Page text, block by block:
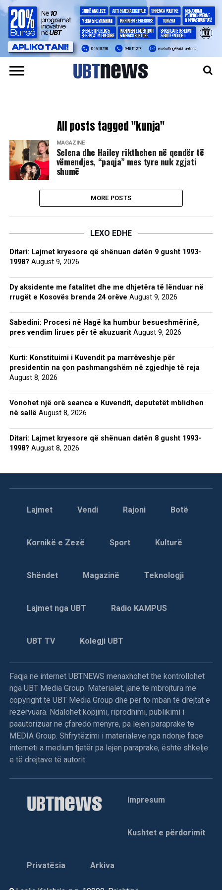
All posts tagged "kunja"
MAGAZINË
Selena dhe Hailey rikthehen në qendër të
vëmendjes, “paqja” mes tyre nuk zgjati
shumë
MORE POSTS
LEXO EDHE
Ditari: Lajmet kryesore që shënuan datën 9 gusht 1993-
1998? August 9, 2026
Dy aksidente me fatalitet dhe me dhjetëra të lënduar në
rrugët e Kosovës brenda 24 orëve August 9, 2026
Sabedini: Procesi në Hagë ka humbur besueshmërinë,
pres vendim lirues për të akuzuarit August 9, 2026
Kurti: Konstituimi i Kuvendit pa marrëveshje për
presidentin na çon pashmangshëm në zgjedhje të reja
August 8, 2026
Vonohet një orë seanca e Kuvendit, deputetët mblidhen
në sallë August 8, 2026
Ditari: Lajmet kryesore që shënuan datën 8 gusht 1993-
1998? August 8, 2026
Lajmet Vendi Rajoni Botë
Kornikë e Zezë Sport Kulturë
Shëndet Magazinë Teknologji
Lajmet nga UBT Radio KAMPUS
UBT TV Kolegji UBT
Faqja në internet UBTNEWS menaxhohet the kontrollohet
nga UBT Media Group. Materialet, janë të mbrojtura me
copyright të UBT Media Group dhe për to mban të drejtat e
rezervuara. Ndalohet kopjimi, riprodhimi, publikimi i
paautorizuar në çfarëdo mënyre, pa lejen paraprake të
MEDIA Group. Shfrytëzimi i materialeve nga ndonjë faqe
interneti a medium tjetër pa lejen paraprake, është shkelje
e të drejtave të autorit.
Impresum
Kushtet e përdorimit
Privatësia Arkiva